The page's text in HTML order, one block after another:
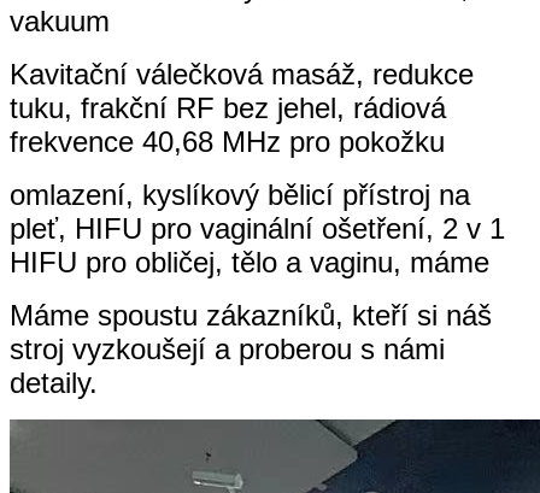
vakuum
Kavitační válečková masáž, redukce
tuku, frakční RF bez jehel, rádiová
frekvence 40,68 MHz pro pokožku
omlazení, kyslíkový bělicí přístroj na
pleť, HIFU pro vaginální ošetření, 2 v 1
HIFU pro obličej, tělo a vaginu, máme
Máme spoustu zákazníků, kteří si náš
stroj vyzkoušejí a proberou s námi
detaily.